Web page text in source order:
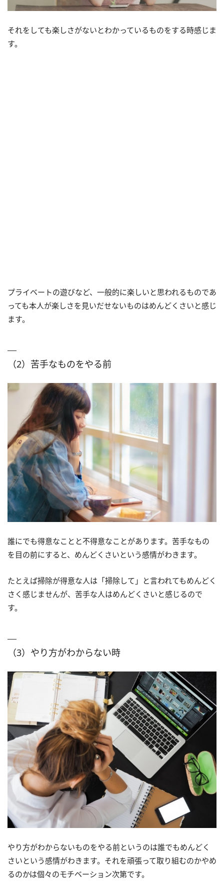
それをしても楽しさがないとわかっているものをする時感じま
す。
プライベートの遊びなど、一般的に楽しいと思われるものであ
っても本人が楽しさを見いだせないものはめんどくさいと感じ
ます。
（2）苦手なものをやる前
誰にでも得意なことと不得意なことがあります。苦手なもの
を目の前にすると、めんどくさいという感情がわきます。
たとえば掃除が得意な人は「掃除して」と言われてもめんどく
さく感じませんが、苦手な人はめんどくさいと感じるので
す。
（3）やり方がわからない時
やり方がわからないものをやる前というのは誰でもめんどく
さいという感情がわきます。それを頑張って取り組むのかやめ
るのかは個々のモチベーション次第です。